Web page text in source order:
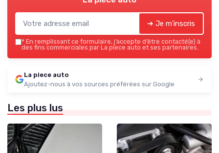
➔ Je m'inscris
* En remplissant ce formulaire, j’accepte d’être contacté(e) à
des fins commerciales par La piece auto et ses partenaires.
La piece auto
Ajoutez-nous à vos sources préférées sur Google
Les plus lus